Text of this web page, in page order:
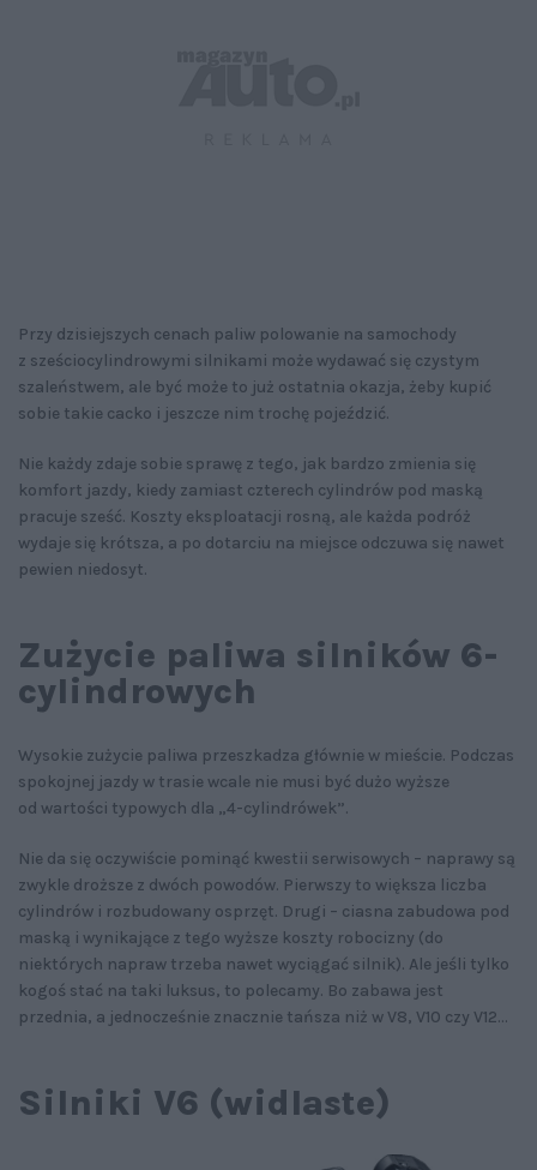
Przy dzisiejszych cenach paliw polowanie na samochody
z sześciocylindrowymi silnikami może wydawać się czystym
szaleństwem, ale być może to już ostatnia okazja, żeby kupić
sobie takie cacko i jeszcze nim trochę pojeździć.
Nie każdy zdaje sobie sprawę z tego, jak bardzo zmienia się
komfort jazdy, kiedy zamiast czterech cylindrów pod maską
pracuje sześć. Koszty eksploatacji rosną, ale każda podróż
wydaje się krótsza, a po dotarciu na miejsce odczuwa się nawet
pewien niedosyt.
Zużycie paliwa silników 6-
cylindrowych
Wysokie zużycie paliwa przeszkadza głównie w mieście. Podczas
spokojnej jazdy w trasie wcale nie musi być dużo wyższe
od wartości typowych dla „4-cylindrówek”.
Nie da się oczywiście pominąć kwestii serwisowych – naprawy są
zwykle droższe z dwóch powodów. Pierwszy to większa liczba
cylindrów i rozbudowany osprzęt. Drugi – ciasna zabudowa pod
maską i wynikające z tego wyższe koszty robocizny (do
niektórych napraw trzeba nawet wyciągać silnik). Ale jeśli tylko
kogoś stać na taki luksus, to polecamy. Bo zabawa jest
przednia, a jednocześnie znacznie tańsza niż w V8, V10 czy V12...
Silniki V6 (widlaste)